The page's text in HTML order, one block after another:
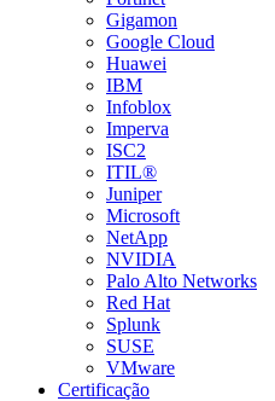
Gigamon
Google Cloud
Huawei
IBM
Infoblox
Imperva
ISC2
ITIL®
Juniper
Microsoft
NetApp
NVIDIA
Palo Alto Networks
Red Hat
Splunk
SUSE
VMware
Certificação